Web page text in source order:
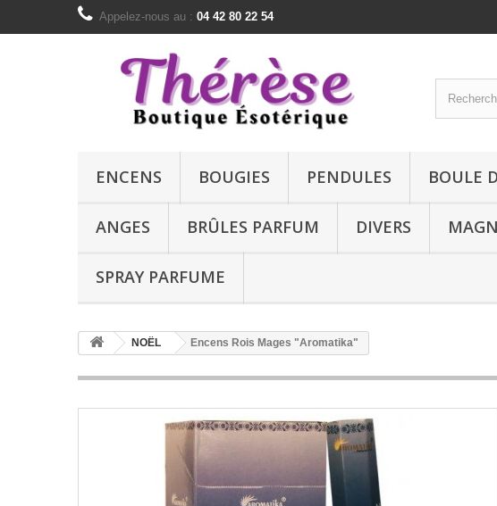
Appelez-nous au : 04 42 80 22 54
ENCENS BOUGIES PENDULES BOULE
ANGES BRÛLES PARFUM DIVERS
SPRAY PARFUME
NOËL Encens Rois Mages "Aromatika"